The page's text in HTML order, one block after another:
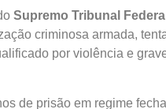
Supremo Tribunal
criminosa armada,
por violência e
de prisão em regime